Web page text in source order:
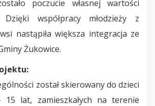
poczucie własnej wartości
współpracy młodzieży z
nastąpiła większa integracja ze
Żukowice.
został skierowany do dzieci
lat, zamieszkałych na terenie